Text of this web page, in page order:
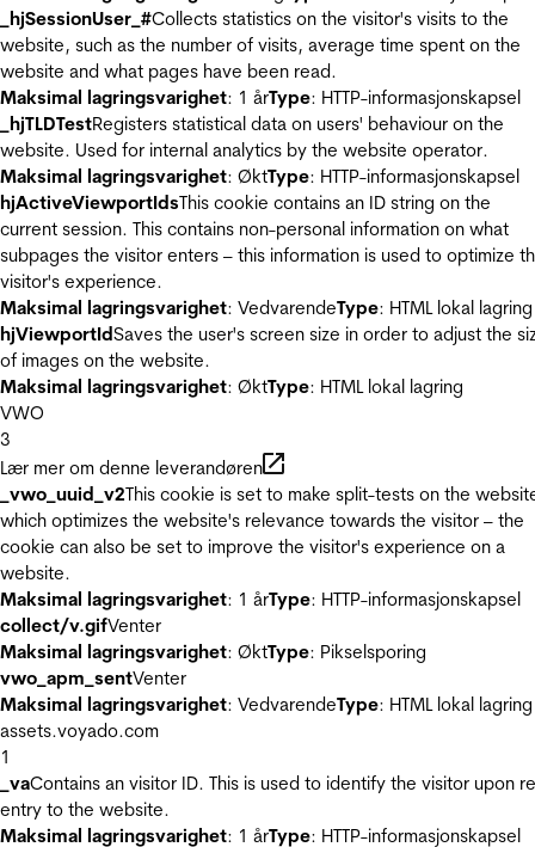
_hjSessionUser_#Collects statistics on the visitor's visits to the
website, such as the number of visits, average time spent on the
website and what pages have been read.
Maksimal lagringsvarighet: 1 årType: HTTP-informasjonskapsel
_hjTLDTestRegisters statistical data on users' behaviour on the
website. Used for internal analytics by the website operator.
Maksimal lagringsvarighet: ØktType: HTTP-informasjonskapsel
hjActiveViewportIdsThis cookie contains an ID string on the
current session. This contains non-personal information on what
subpages the visitor enters – this information is used to optimize
visitor's experience.
Maksimal lagringsvarighet: VedvarendeType: HTML lokal lagring
hjViewportIdSaves the user's screen size in order to adjust the
of images on the website.
Maksimal lagringsvarighet: ØktType: HTML lokal lagring
VWO
3
Lær mer om denne leverandøren
_vwo_uuid_v2This cookie is set to make split-tests on the
which optimizes the website's relevance towards the visitor – the
cookie can also be set to improve the visitor's experience on a
website.
Maksimal lagringsvarighet: 1 årType: HTTP-informasjonskapsel
collect/v.gifVenter
Maksimal lagringsvarighet: ØktType: Pikselsporing
vwo_apm_sentVenter
Maksimal lagringsvarighet: VedvarendeType: HTML lokal lagring
assets.voyado.com
1
_vaContains an visitor ID. This is used to identify the visitor upon
entry to the website.
Maksimal lagringsvarighet: 1 årType: HTTP-informasjonskapsel